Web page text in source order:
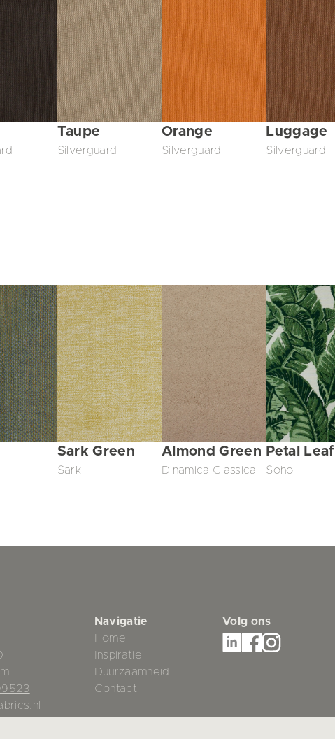
Taupe
Silverguard
Orange
Silverguard
Luggage
Silverguard
Sark Green
Sark
Almond Green
Dinamica Classica
Petal Leaf
Soho
Navigatie
Home
Inspiratie
Duurzaamheid
Contact
Volg ons